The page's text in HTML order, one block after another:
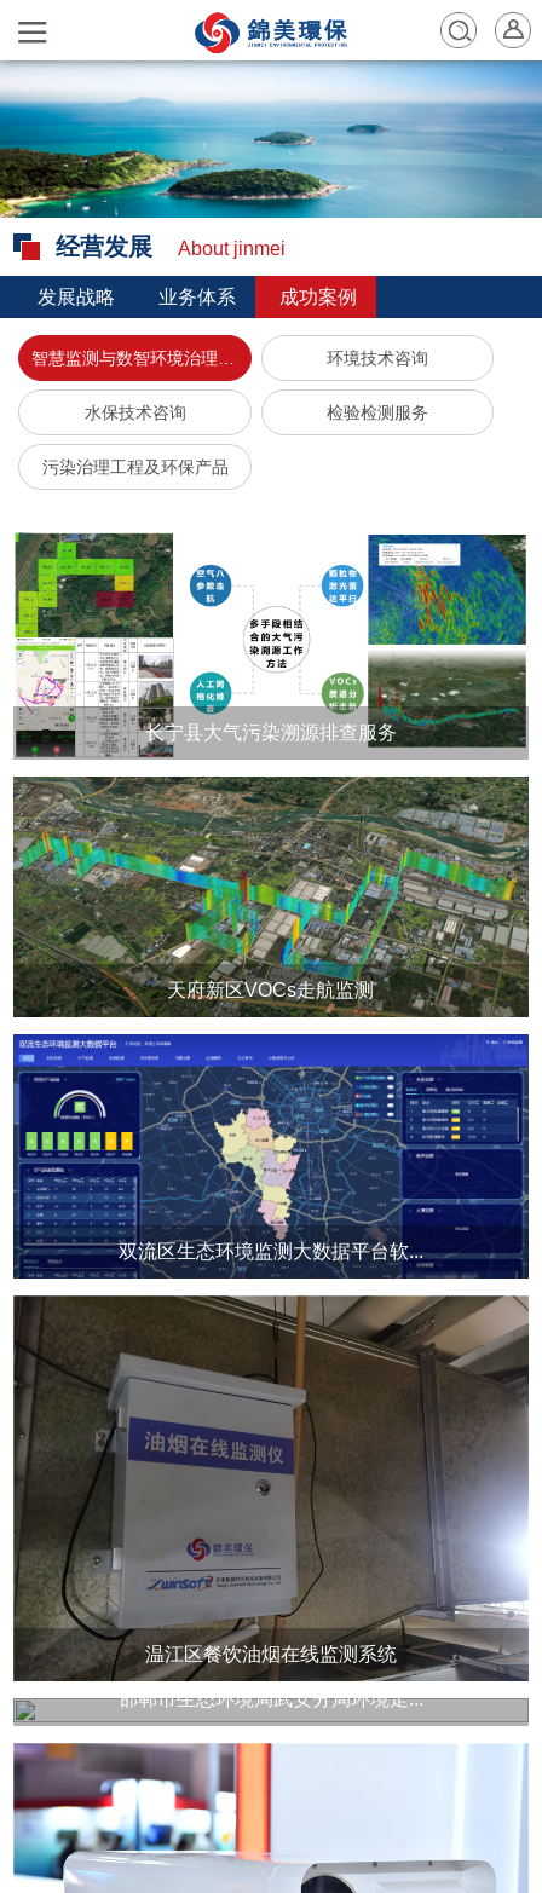
经营发展 About jinmei
发展战略 业务体系 成功案例
环境技术咨询
水保技术咨询 检验检测服务
污染治理工程及环保产品
长宁县大气污染溯源排查服务
天府新区VOCs走航监测
双流区生态环境监测大数据平台软...
温江区餐饮油烟在线监测系统
邯郸市生态环境局武安分局环境走...